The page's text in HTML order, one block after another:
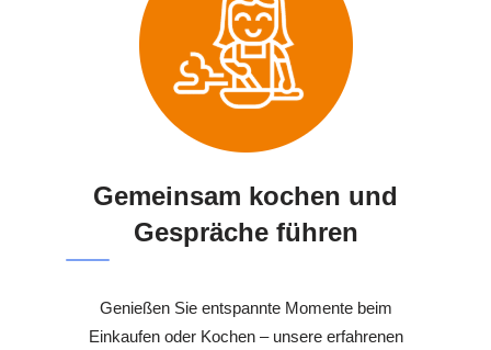
Gemeinsam kochen und
Gespräche führen
Genießen Sie entspannte Momente beim
Einkaufen oder Kochen – unsere erfahrenen